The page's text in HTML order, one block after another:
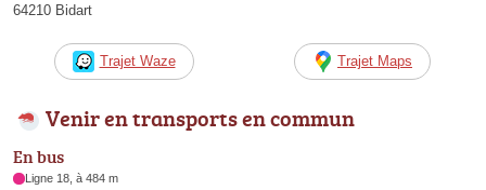
64210 Bidart
Trajet Waze Trajet Maps
Venir en transports en commun
En bus
Ligne 18, à 484 m